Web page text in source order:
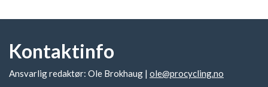
Kontaktinfo
Ansvarlig redaktør: Ole Brokhaug | ole@procycling.no